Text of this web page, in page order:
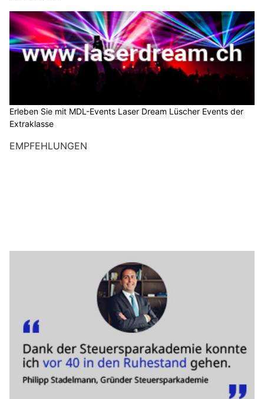
Erleben Sie mit MDL-Events Laser Dream Lüscher Events der
Extraklasse
EMPFEHLUNGEN